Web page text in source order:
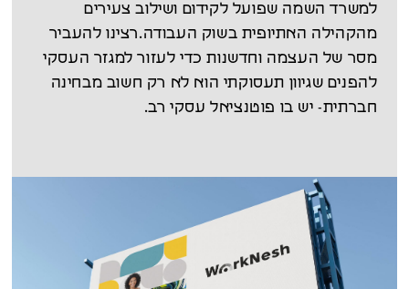
למשרד השמה שפועל לקידום ושילוב צעירים
מהקהילה האתיופית בשוק העבודה.רצינו להעביר
מסר של העצמה וחדשנות כדי לעזור למגזר העסקי
להפנים שגיוון תעסוקתי הוא לא רק חשוב מבחינה
חברתית- יש בו פוטנציאל עסקי רב.